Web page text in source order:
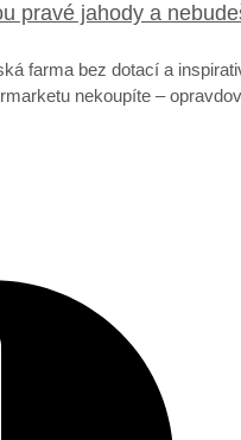
pravé jahody a
farma bez dotací a
nekoupíte –